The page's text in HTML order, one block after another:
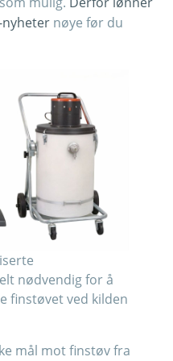
nyheter nøye før du
nødvendig for å
finstøvet ved kilden
mål mot finstøv fra